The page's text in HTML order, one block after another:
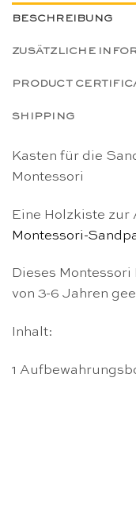
BESCHREIBUNG
ZUSÄTZLICHE
PRODUCT
SHIPPING
Kasten für die
Montessori
Eine Holzkiste
Montessori-
Dieses
von 3-6 Jahren
Inhalt:
1